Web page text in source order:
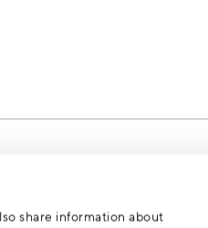
share information about